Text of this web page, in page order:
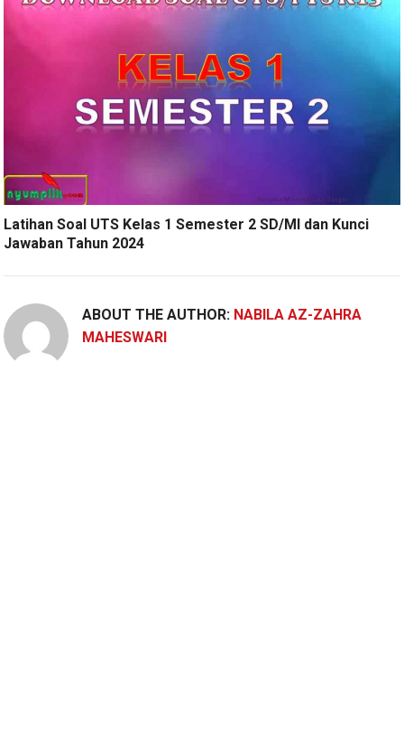
Latihan Soal UTS Kelas 1 Semester 2 SD/MI dan Kunci
Jawaban Tahun 2024
ABOUT THE AUTHOR: NABILA AZ-ZAHRA
MAHESWARI